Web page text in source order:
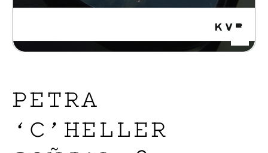
PETRA
‘C’HELLER